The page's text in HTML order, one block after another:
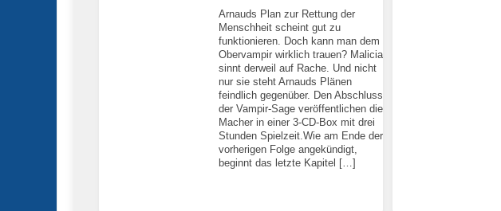
Arnauds Plan zur Rettung der
Menschheit scheint gut zu
funktionieren. Doch kann man dem
Obervampir wirklich trauen? Malicia
sinnt derweil auf Rache. Und nicht
nur sie steht Arnauds Plänen
feindlich gegenüber. Den Abschluss
der Vampir-Sage veröffentlichen die
Macher in einer 3-CD-Box mit drei
Stunden Spielzeit.Wie am Ende der
vorherigen Folge angekündigt,
beginnt das letzte Kapitel […]